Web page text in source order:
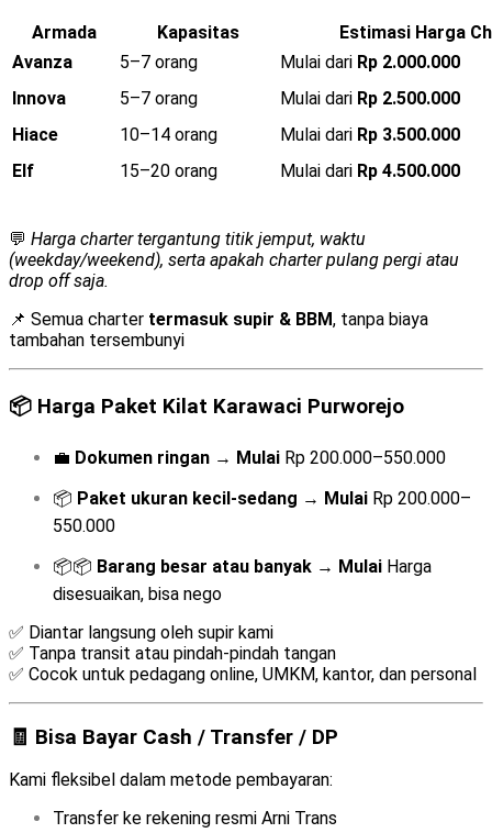
Armada Kapasitas
Estimasi Harga
Avanza
5–7 orang Mulai dari Rp 2.000.000
Innova
5–7 orang Mulai dari Rp 2.500.000
Hiace
10–14 orang Mulai dari Rp 3.500.000
Elf
15–20 orang Mulai dari Rp 4.500.000
💬 Harga charter tergantung titik jemput, waktu
(weekday/weekend), serta apakah charter pulang pergi atau
drop off saja.
📌 Semua charter termasuk supir & BBM, tanpa biaya
tambahan tersembunyi
📦 Harga Paket Kilat Karawaci Purworejo
💼 Dokumen ringan → Mulai Rp 200.000–550.000
📦 Paket ukuran kecil-sedang → Mulai Rp 200.000–
550.000
📦📦 Barang besar atau banyak → Mulai Harga
disesuaikan, bisa nego
✅ Diantar langsung oleh supir kami
✅ Tanpa transit atau pindah-pindah tangan
✅ Cocok untuk pedagang online, UMKM, kantor, dan personal
🧾 Bisa Bayar Cash / Transfer / DP
Kami fleksibel dalam metode pembayaran:
Transfer ke rekening resmi Arni Trans